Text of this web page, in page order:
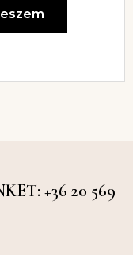
+36 20 569